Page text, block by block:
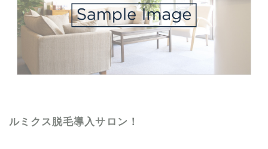
ルミクス脱毛導入サロン！